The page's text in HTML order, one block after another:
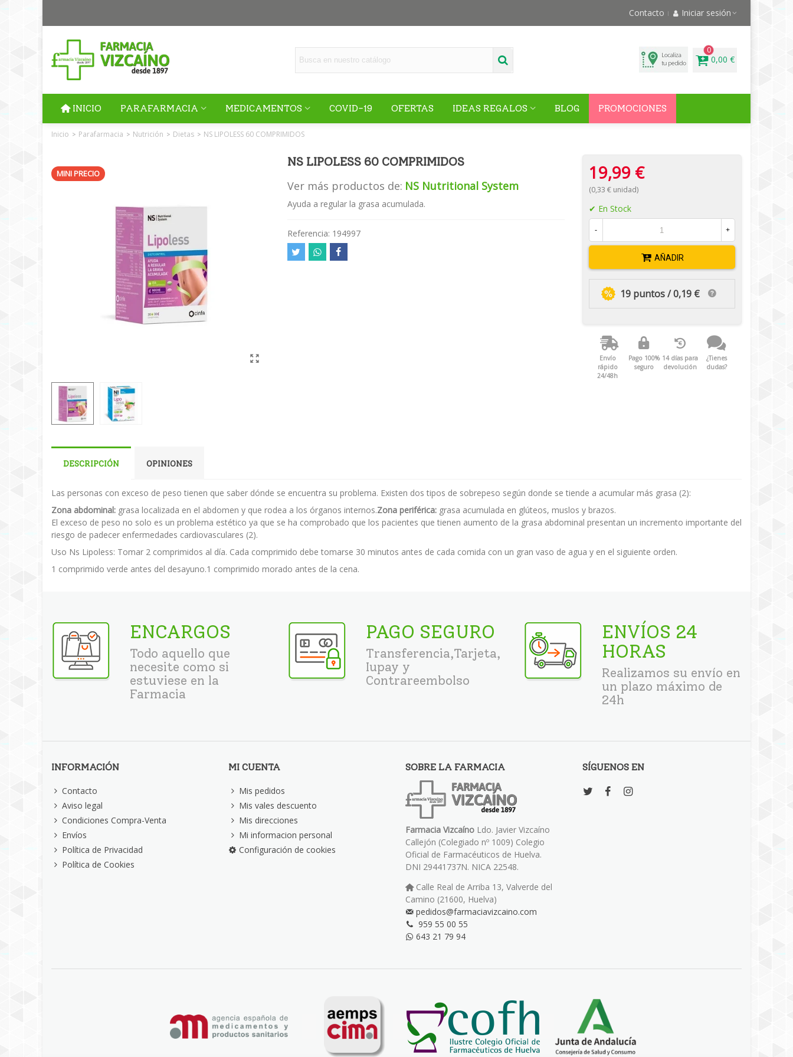
Contacto Iniciar sesión
0
0,00 €
INICIO PARAFARMACIA MEDICAMENTOS COVID-19 OFERTAS IDEAS REGALOS BLOG PROMOCIONES
Inicio > Parafarmacia > Nutrición > Dietas > NS LIPOLESS 60 COMPRIMIDOS
MINI PRECIO
NS LIPOLESS 60 COMPRIMIDOS
Ver más productos de: NS Nutritional System
Ayuda a regular la grasa acumulada.
Referencia: 194997
19,99 €
(0,33 € unidad)
En Stock
- +
AÑADIR
19 puntos / 0,19 €
Envío
rápido
24/48h
Pago 100%
seguro
14 días para
devolución
¿Tienes
dudas?
DESCRIPCIÓN OPINIONES
Las personas con exceso de peso tienen que saber dónde se encuentra su problema. Existen dos tipos de sobrepeso según donde se tiende a acumular más grasa (2):
Zona abdominal: grasa localizada en el abdomen y que rodea a los órganos internos.Zona periférica: grasa acumulada en glúteos, muslos y brazos.
El exceso de peso no solo es un problema estético ya que se ha comprobado que los pacientes que tienen aumento de la grasa abdominal presentan un incremento importante del
riesgo de padecer enfermedades cardiovasculares (2).
Uso Ns Lipoless: Tomar 2 comprimidos al día. Cada comprimido debe tomarse 30 minutos antes de cada comida con un gran vaso de agua y en el siguiente orden.
1 comprimido verde antes del desayuno.1 comprimido morado antes de la cena.
ENCARGOS
Todo aquello que
necesite como si
estuviese en la
Farmacia
PAGO SEGURO
Transferencia,Tarjeta,
Iupay y
Contrareembolso
ENVÍOS 24
HORAS
Realizamos su envío en
un plazo máximo de
24h
INFORMACIÓN
Contacto
Aviso legal
Condiciones Compra-Venta
Envíos
Política de Privacidad
Política de Cookies
MI CUENTA
Mis pedidos
Mis vales descuento
Mis direcciones
Mi informacion personal
Configuración de cookies
SOBRE LA FARMACIA
Farmacia Vizcaíno Ldo. Javier Vizcaíno
Callejón (Colegiado nº 1009) Colegio
Oficial de Farmacéuticos de Huelva.
DNI 29441737N. NICA 22548.
Calle Real de Arriba 13, Valverde del
Camino (21600, Huelva)
pedidos@farmaciavizcaino.com
959 55 00 55
643 21 79 94
SÍGUENOS EN